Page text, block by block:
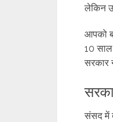
लेकिन
आपको
10 साल
सरकार
संसद में